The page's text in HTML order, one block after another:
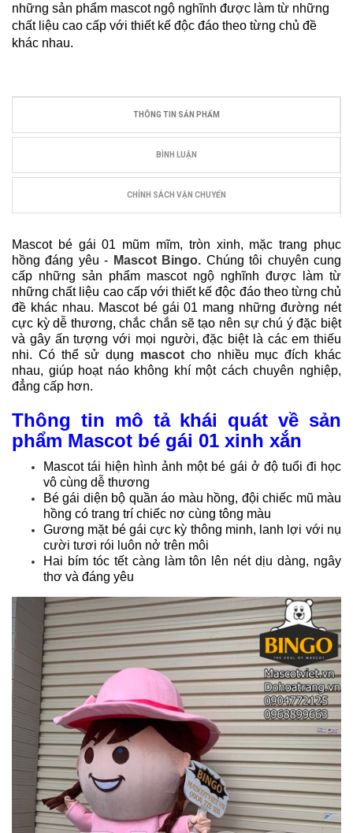
những sản phẩm mascot ngộ nghĩnh được làm từ những
chất liệu cao cấp với thiết kế độc đáo theo từng chủ đề
khác nhau.
THÔNG TIN SẢN PHẨM
BÌNH LUẬN
CHÍNH SÁCH VẬN CHUYỂN
Mascot bé gái 01 mũm mĩm, tròn xinh, mặc trang phục
hồng đáng yêu - Mascot Bingo. Chúng tôi chuyên cung
cấp những sản phẩm mascot ngộ nghĩnh được làm từ
những chất liệu cao cấp với thiết kế độc đáo theo từng chủ
đề khác nhau. Mascot bé gái 01 mang những đường nét
cực kỳ dễ thương, chắc chắn sẽ tạo nên sự chú ý đặc biệt
và gây ấn tượng với mọi người, đặc biệt là các em thiếu
nhi. Có thể sử dụng mascot cho nhiều mục đích khác
nhau, giúp hoạt náo không khí một cách chuyên nghiệp,
đẳng cấp hơn.
Thông tin mô tả khái quát về sản
phẩm Mascot bé gái 01 xinh xắn
Mascot tái hiện hình ảnh một bé gái ở độ tuổi đi học
vô cùng dễ thương
Bé gái diện bộ quần áo màu hồng, đội chiếc mũ màu
hồng có trang trí chiếc nơ cùng tông màu
Gương mặt bé gái cực kỳ thông minh, lanh lợi với nụ
cười tươi rói luôn nở trên môi
Hai bím tóc tết càng làm tôn lên nét dịu dàng, ngây
thơ và đáng yêu